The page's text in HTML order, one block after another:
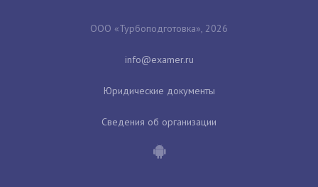
ООО «Турбоподготовка», 2026
Юридические документы
Сведения об организации